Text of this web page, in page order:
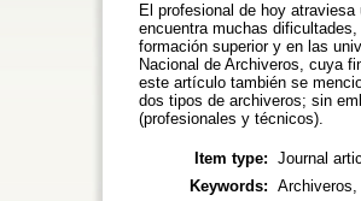
El profesional de hoy
encuentra muchas
formación superior y en las
Nacional de Archiveros, cuya
este artículo también se
dos tipos de archiveros; sin
(profesionales y técnicos).
Item type: Journal
Keywords: